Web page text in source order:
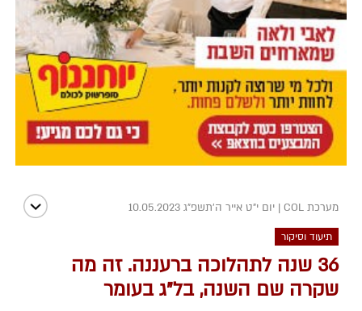
מערכת COL | יום י"ט אייר ה׳תשפ״ג 10.05.2023
תיעוד וסיקור
36 שנה לתהלוכה ברעננה. זה מה
שקרה שם השנה, בל"ג בעומר